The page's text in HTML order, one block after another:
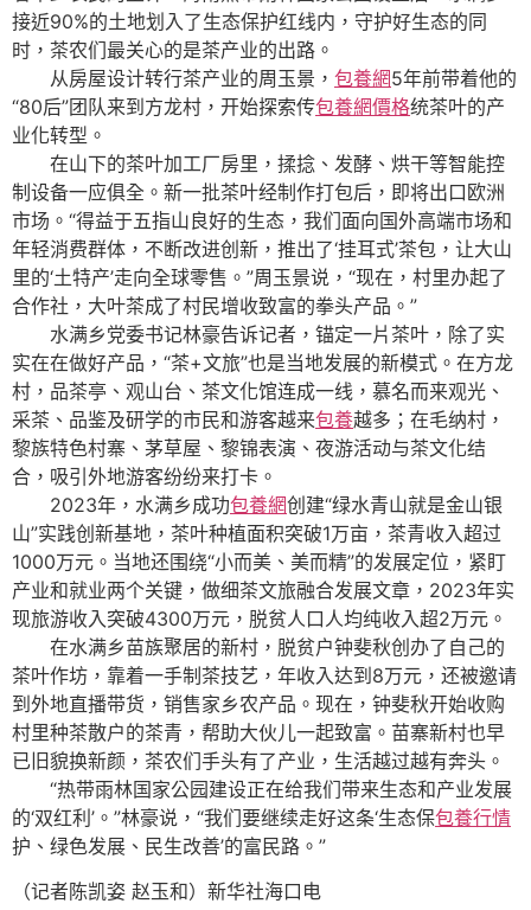
接近90%的土地划入了生态保护红线内，守护好生态的同
时，茶农们最关心的是茶产业的出路。
从房屋设计转行茶产业的周玉景， 包養網5年前带着他的
“80后”团队来到方龙村，开始探索传包養網價格统茶叶的产
业化转型。
在山下的茶叶加工厂房里，揉捻、发酵、烘干等智能控
制设备一应俱全。新一批茶叶经制作打包后，即将出口欧洲
市场。“得益于五指山良好的生态，我们面向国外高端市场和
年轻消费群体，不断改进创新，推出了‘挂耳式’茶包，让大山
里的‘土特产’走向全球零售。”周玉景说，“现在，村里办起了
合作社，大叶茶成了村民增收致富的拳头产品。”
水满乡党委书记林豪告诉记者，锚定一片茶叶，除了实
实在在做好产品，“茶+文旅”也是当地发展的新模式。在方龙
村，品茶亭、观山台、茶文化馆连成一线，慕名而来观光、
采茶、品鉴及研学的市民和游客越来包養越多；在毛纳村，
黎族特色村寨、茅草屋、黎锦表演、夜游活动与茶文化结
合，吸引外地游客纷纷来打卡。
2023年，水满乡成功包養網创建“绿水青山就是金山银
山”实践创新基地，茶叶种植面积突破1万亩，茶青收入超过
1000万元。当地还围绕“小而美、美而精”的发展定位，紧盯
产业和就业两个关键，做细茶文旅融合发展文章，2023年实
现旅游收入突破4300万元，脱贫人口人均纯收入超2万元。
在水满乡苗族聚居的新村，脱贫户钟斐秋创办了自己的
茶叶作坊，靠着一手制茶技艺，年收入达到8万元，还被邀请
到外地直播带货，销售家乡农产品。现在，钟斐秋开始收购
村里种茶散户的茶青，帮助大伙儿一起致富。苗寨新村也早
已旧貌换新颜，茶农们手头有了产业，生活越过越有奔头。
“热带雨林国家公园建设正在给我们带来生态和产业发展
的‘双红利’。”林豪说，“我们要继续走好这条‘生态保包養行情
护、绿色发展、民生改善’的富民路。”
（记者陈凯姿 赵玉和）新华社海口电